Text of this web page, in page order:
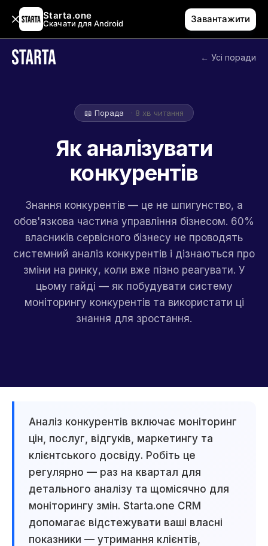
Starta.one
Скачати для Android Завантажити
← Усі поради
📖 Порада · 8 хв читання
Як аналізувати
конкурентів
Знання конкурентів — це не шпигунство, а
обов'язкова частина управління бізнесом. 60%
власників сервісного бізнесу не проводять
системний аналіз конкурентів і дізнаються про
зміни на ринку, коли вже пізно реагувати. У
цьому гайді — як побудувати систему
моніторингу конкурентів та використати ці
знання для зростання.
Аналіз конкурентів включає моніторинг
цін, послуг, відгуків, маркетингу та
клієнтського досвіду. Робіть це
регулярно — раз на квартал для
детального аналізу та щомісячно для
моніторингу змін. Starta.one CRM
допомагає відстежувати ваші власні
показники — утримання клієнтів,